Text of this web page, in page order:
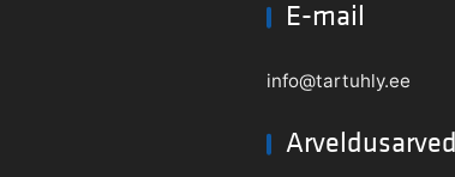
E-mail
info@tartuhly.ee
Arveldusarved